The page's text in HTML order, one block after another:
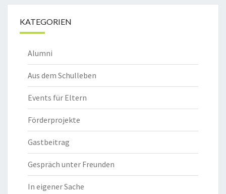
KATEGORIEN
Alumni
Aus dem Schulleben
Events für Eltern
Förderprojekte
Gastbeitrag
Gespräch unter Freunden
In eigener Sache